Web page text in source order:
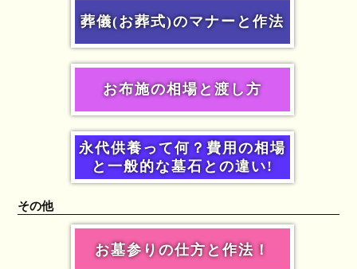
葬儀(お葬式)のマナーと作法
お布施の相場と渡し方
永代供養って何？費用の相場
と一般的な墓石との違い!
その他
お墓参りの仕方と作法！